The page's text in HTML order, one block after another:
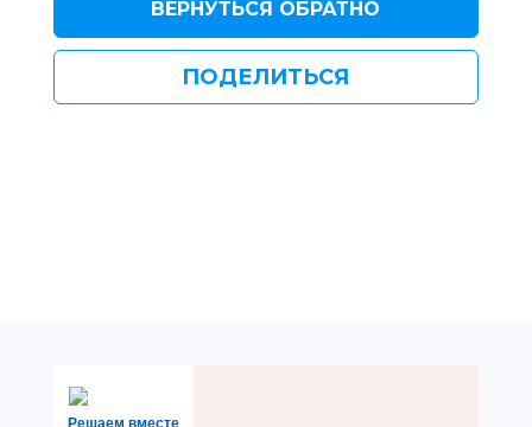
ВЕРНУТЬСЯ ОБРАТНО
ПОДЕЛИТЬСЯ
Решаем вместе